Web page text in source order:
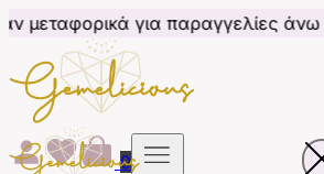
για παραγγελίες άνω των 70€
0